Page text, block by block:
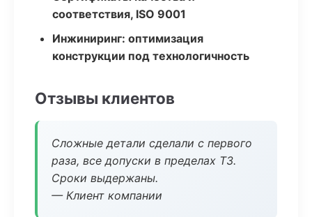
соответствия, ISO 9001
Инжиниринг: оптимизация
конструкции под технологичность
Отзывы клиентов
Сложные детали сделали с первого
раза, все допуски в пределах ТЗ.
Сроки выдержаны.
— Клиент компании